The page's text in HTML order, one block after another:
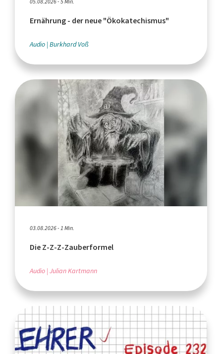
Ernährung - der neue "Ökokatechismus"
Audio Burkhard Voß
03.08.2026 - 1 Min.
Die Z-Z-Z-Zauberformel
Audio Julian Kartmann